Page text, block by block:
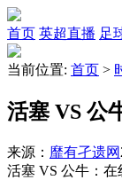
首页 英超直播 足
当前位置: 首页 >
活塞 VS 公
来源： 靡有孑遗网
活塞 VS 公牛：